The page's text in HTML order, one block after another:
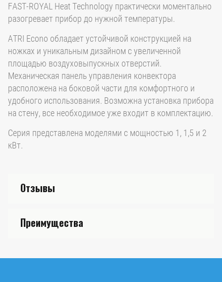
FAST-ROYAL Heat Technology практически моментально
разогревает прибор до нужной температуры.
ATRI Econo обладает устойчивой конструкцией на
ножках и уникальным дизайном с увеличенной
площадью воздуховыпускных отверстий.
Механическая панель управления конвектора
расположена на боковой части для комфортного и
удобного использования. Возможна установка прибора
на стену, все необходимое уже входит в комплектацию.
Серия представлена моделями с мощностью 1, 1,5 и 2
кВт.
Отзывы
Преимущества